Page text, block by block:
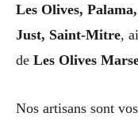
Les Olives,
Just, Saint-Mitre,
de Les Olives
Nos artisans sont vos